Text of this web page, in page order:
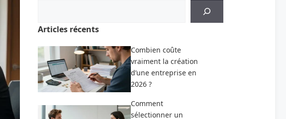
Articles récents
Combien coûte
vraiment la création
d’une entreprise en
2026 ?
Comment
sélectionner un